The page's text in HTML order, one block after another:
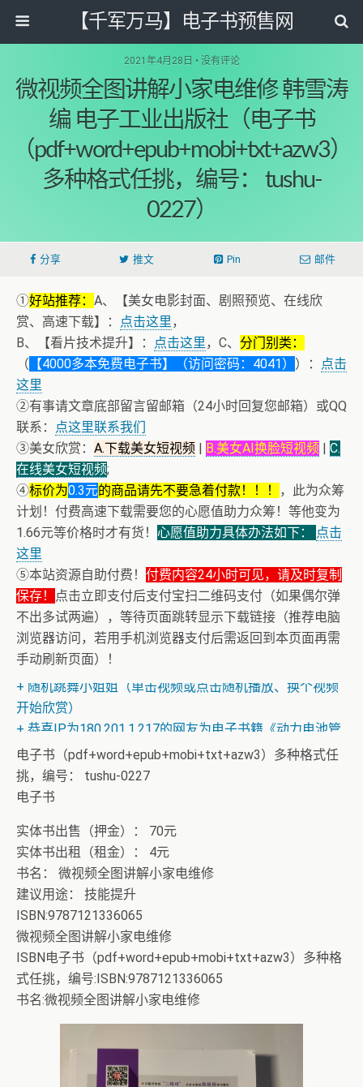
【千军万马】电子书预售网
2021年4月28日 • 没有评论
微视频全图讲解小家电维修 韩雪涛
编 电子工业出版社（电子书
（pdf+word+epub+mobi+txt+azw3）
多种格式任挑，编号： tushu-
0227）
分享 推文 Pin 邮件
①好站推荐： A、【美女电影封面、剧照预览、在线欣
赏、高速下载】：
点击这里，
B、【看片技术提升】：
点击这里，C、 分门别类：
（ 【4000多本免费电子书】（访问密码：4041） ）：
点击
这里
②有事请文章底部留言留邮箱（24小时回复您邮箱）或QQ
联系：
点这里联系我们
③美女欣赏： A.下载美女短视频 | B.美女AI换脸短视频 | C.
在线美女短视频;
④标价为0.3元的商品请先不要急着付款！！！
，此为众筹
计划！付费高速下载需要您的心愿值助力众筹！等他变为
1.66元等价格时才有货！ 心愿值助力具体办法如下：
点击
这里
⑤本站资源自助付费！ 付费内容24小时可见，请及时复制
保存！
点击立即支付后支付宝扫二维码支付（如果偶尔弹
不出多试两遍），等待页面跳转显示下载链接（推荐电脑
浏览器访问，若用手机浏览器支付后需返回到本页面再需
手动刷新页面）！
+ 恭喜IP为180.201.1.217的网友为电子书籍《动力电池管
理系统核心算法》众筹一次！
+ 随机跳舞小姐姐（单击视频或点击随机播放、换个视频
开始欣赏）
+ 恭喜IP为180.201.1.217的网友为电子书籍《动力电池管
理系统核心算法》众筹一次！
电子书（pdf+word+epub+mobi+txt+azw3）多种格式任
挑，编号： tushu-0227
电子书
实体书出售（押金）： 70元
实体书出租（租金）： 4元
书名： 微视频全图讲解小家电维修
建议用途： 技能提升
ISBN:9787121336065
微视频全图讲解小家电维修
ISBN电子书（pdf+word+epub+mobi+txt+azw3）多种格
式任挑，编号:ISBN:9787121336065
书名:微视频全图讲解小家电维修